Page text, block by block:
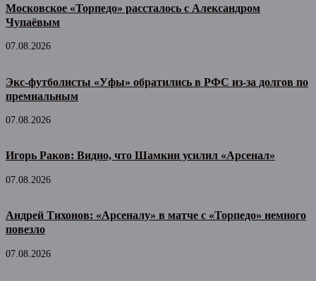
Московское «Торпедо» рассталось с Александром
Чупаёвым
07.08.2026
Экс-футболисты «Уфы» обратились в РФС из-за долгов по
премиальным
07.08.2026
Игорь Раков: Видно, что Шамкин усилил «Арсенал»
07.08.2026
Андрей Тихонов: «Арсеналу» в матче с «Торпедо» немного
повезло
07.08.2026